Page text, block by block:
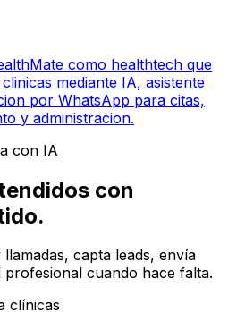
como healthtech que
mediante IA, asistente
por WhatsApp para citas,
y administracion.
con IA
con
capta leads, envía
cuando hace falta.
clínicas